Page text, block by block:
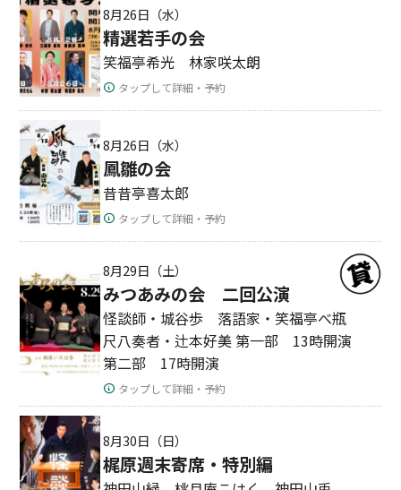
8月26日（水）
精選若手の会
笑福亭希光 林家咲太朗
タップして詳細・予約
8月26日（水）
鳳雛の会
昔昔亭喜太郎
タップして詳細・予約
8月29日（土）
みつあみの会 二回公演
怪談師・城谷歩 落語家・笑福亭べ瓶
尺八奏者・辻本好美 第一部 13時開演
第二部 17時開演
タップして詳細・予約
8月30日（日）
梶原週末寄席・特別編